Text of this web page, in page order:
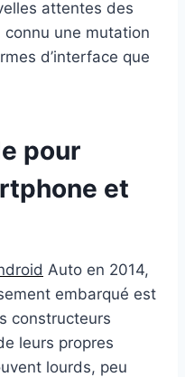
attentes des
une mutation
d’interface que
pour
et
Auto en 2014,
embarqué est
constructeurs
leurs propres
lourds, peu